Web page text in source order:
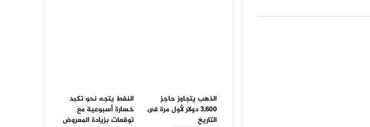
الذهب يتجاوز حاجز
3,600 دولار لأول مرة فى
التاريخ
النفط يتجه نحو تكبد
خسارة أسبوعية مع
توقعات بزيادة المعروض